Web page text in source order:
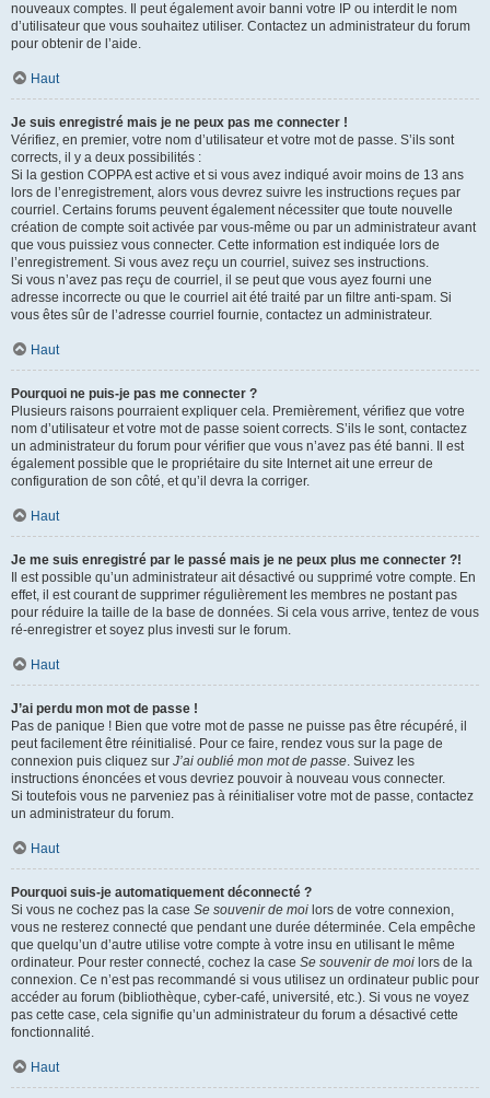
nouveaux comptes. Il peut également avoir banni votre IP ou interdit le nom
d’utilisateur que vous souhaitez utiliser. Contactez un administrateur du forum
pour obtenir de l’aide.
Haut
Je suis enregistré mais je ne peux pas me connecter !
Vérifiez, en premier, votre nom d’utilisateur et votre mot de passe. S’ils sont
corrects, il y a deux possibilités :
Si la gestion COPPA est active et si vous avez indiqué avoir moins de 13 ans
lors de l’enregistrement, alors vous devrez suivre les instructions reçues par
courriel. Certains forums peuvent également nécessiter que toute nouvelle
création de compte soit activée par vous-même ou par un administrateur avant
que vous puissiez vous connecter. Cette information est indiquée lors de
l’enregistrement. Si vous avez reçu un courriel, suivez ses instructions.
Si vous n’avez pas reçu de courriel, il se peut que vous ayez fourni une
adresse incorrecte ou que le courriel ait été traité par un filtre anti-spam. Si
vous êtes sûr de l’adresse courriel fournie, contactez un administrateur.
Haut
Pourquoi ne puis-je pas me connecter ?
Plusieurs raisons pourraient expliquer cela. Premièrement, vérifiez que votre
nom d’utilisateur et votre mot de passe soient corrects. S’ils le sont, contactez
un administrateur du forum pour vérifier que vous n’avez pas été banni. Il est
également possible que le propriétaire du site Internet ait une erreur de
configuration de son côté, et qu’il devra la corriger.
Haut
Je me suis enregistré par le passé mais je ne peux plus me connecter ?!
Il est possible qu’un administrateur ait désactivé ou supprimé votre compte. En
effet, il est courant de supprimer régulièrement les membres ne postant pas
pour réduire la taille de la base de données. Si cela vous arrive, tentez de vous
ré-enregistrer et soyez plus investi sur le forum.
Haut
J’ai perdu mon mot de passe !
Pas de panique ! Bien que votre mot de passe ne puisse pas être récupéré, il
peut facilement être réinitialisé. Pour ce faire, rendez vous sur la page de
connexion puis cliquez sur J’ai oublié mon mot de passe. Suivez les
instructions énoncées et vous devriez pouvoir à nouveau vous connecter.
Si toutefois vous ne parveniez pas à réinitialiser votre mot de passe, contactez
un administrateur du forum.
Haut
Pourquoi suis-je automatiquement déconnecté ?
Si vous ne cochez pas la case Se souvenir de moi lors de votre connexion,
vous ne resterez connecté que pendant une durée déterminée. Cela empêche
que quelqu’un d’autre utilise votre compte à votre insu en utilisant le même
ordinateur. Pour rester connecté, cochez la case Se souvenir de moi lors de la
connexion. Ce n’est pas recommandé si vous utilisez un ordinateur public pour
accéder au forum (bibliothèque, cyber-café, université, etc.). Si vous ne voyez
pas cette case, cela signifie qu’un administrateur du forum a désactivé cette
fonctionnalité.
Haut